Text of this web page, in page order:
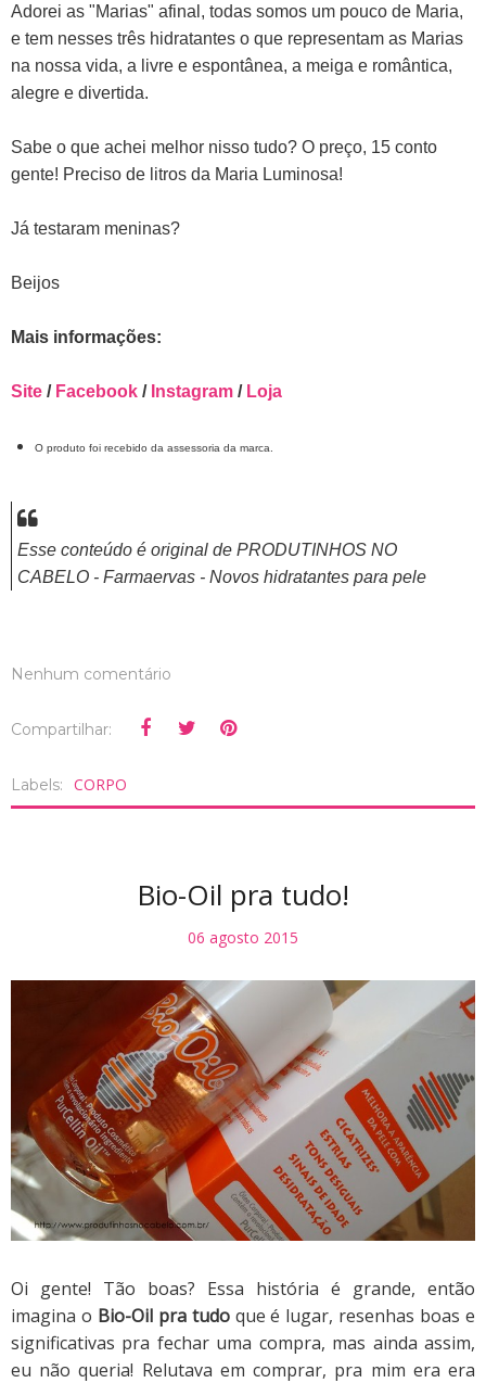
Adorei as "Marias" afinal, todas somos um pouco de Maria,
e tem nesses três hidratantes o que representam as Marias
na nossa vida, a livre e espontânea, a meiga e romântica,
alegre e divertida.
Sabe o que achei melhor nisso tudo? O preço, 15 conto
gente! Preciso de litros da Maria Luminosa!
Já testaram meninas?
Beijos
Mais informações:
Site / Facebook / Instagram / Loja
O produto foi recebido da assessoria da marca.
Esse conteúdo é original de PRODUTINHOS NO
CABELO - Farmaervas - Novos hidratantes para pele
Nenhum comentário
Compartilhar:
Labels: CORPO
Bio-Oil pra tudo!
06 agosto 2015
Oi gente! Tão boas? Essa história é grande, então
imagina o Bio-Oil pra tudoque é lugar, resenhas boas e
significativas pra fechar uma compra, mas ainda assim,
eu não queria! Relutava em comprar, pra mim era era